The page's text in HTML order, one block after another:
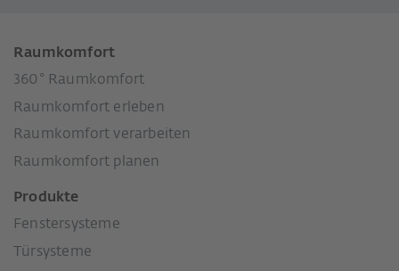
Raumkomfort
360° Raumkomfort
Raumkomfort erleben
Raumkomfort verarbeiten
Raumkomfort planen
Produkte
Fenstersysteme
Türsysteme